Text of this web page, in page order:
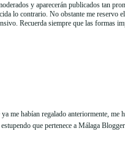
y aparecerán publicados tan
lo contrario. No obstante me reservo
Recuerda siempre que las formas
me habían regalado anteriormente, me
que pertenece a Málaga